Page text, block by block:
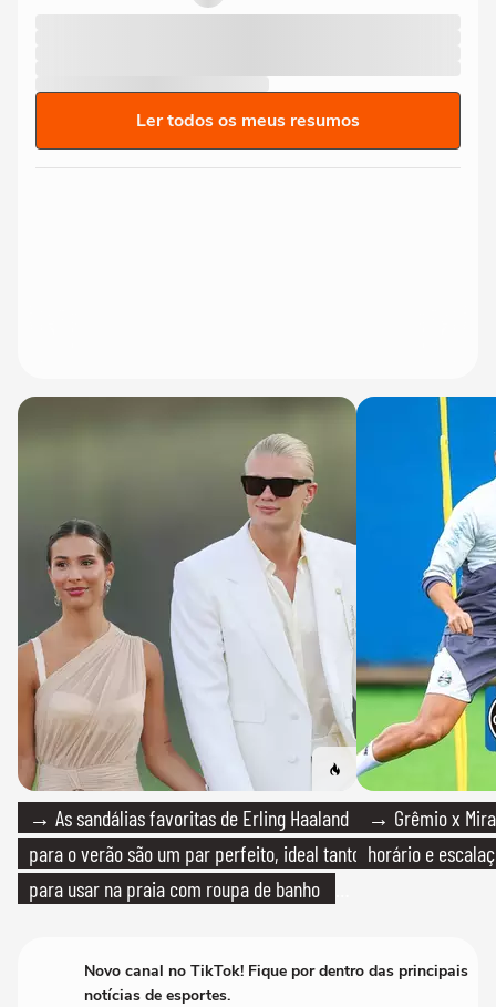
Ler todos os meus resumos
→ As sandálias favoritas de Erling Haaland
para o verão são um par perfeito, ideal tanto
para usar na praia com roupa de banho
→ Grêmio x
horário e
Novo canal no TikTok! Fique por dentro das principais
notícias de esportes.